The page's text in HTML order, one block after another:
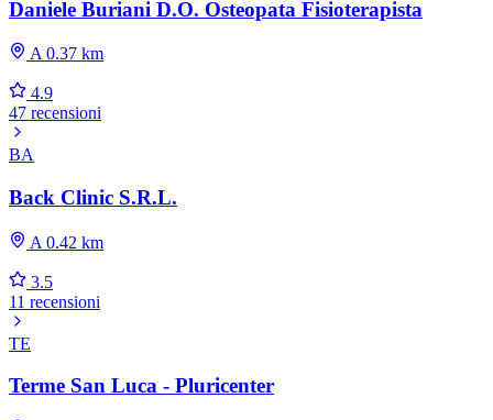
Daniele Buriani D.O. Osteopata Fisioterapista
A 0.37 km
4.9
47 recensioni
BA
Back Clinic S.R.L.
A 0.42 km
3.5
11 recensioni
TE
Terme San Luca - Pluricenter